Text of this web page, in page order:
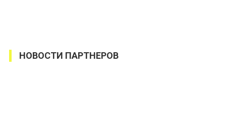
НОВОСТИ ПАРТНЕРОВ